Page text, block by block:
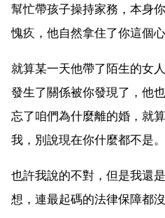
幫忙帶孩子操持家務，本身
愧疚，他自然拿住了你這個
就算某一天他帶了陌生的女
發生了關係被你發現了，他
忘了咱們為什麼離的婚，就
我，別說現在你什麼都不是。
也許我說的不對，但是我還
想，連最起碼的法律保障都